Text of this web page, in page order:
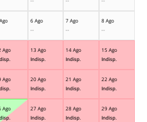
6 Ago
--
7 Ago
--
8 Ago
--
Ago
13 Ago
Indisp.
14 Ago
Indisp.
15 Ago
Indisp.
Ago
20 Ago
Indisp.
21 Ago
Indisp.
22 Ago
Indisp.
Ago
27 Ago
Indisp.
28 Ago
Indisp.
29 Ago
Indisp.